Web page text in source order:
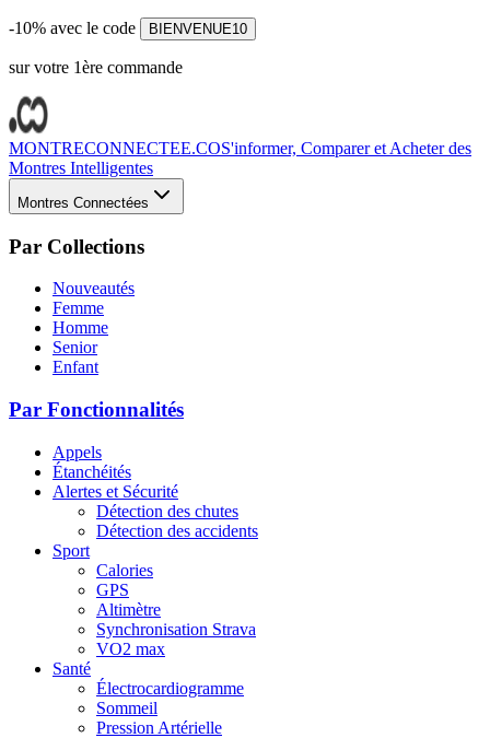
-10% avec le code BIENVENUE10
sur votre 1ère commande
MONTRECONNECTEE.COS'informer, Comparer et Acheter des
Montres Intelligentes
Montres Connectées
Par Collections
Nouveautés
Femme
Homme
Senior
Enfant
Par Fonctionnalités
Appels
Étanchéités
Alertes et Sécurité
Détection des chutes
Détection des accidents
Sport
Calories
GPS
Altimètre
Synchronisation Strava
VO2 max
Santé
Électrocardiogramme
Sommeil
Pression Artérielle